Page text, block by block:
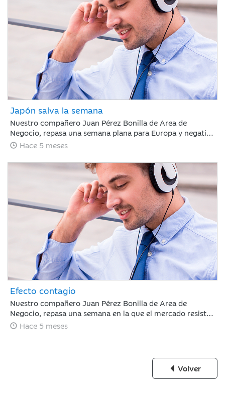
Japón salva la semana
Nuestro compañero Juan Pérez Bonilla de Area de
Negocio, repasa una semana plana para Europa y negativa
para Estados Unidos, en la que la renta variable japonesa
Hace 5 meses
Efecto contagio
Nuestro compañero Juan Pérez Bonilla de Area de
Negocio, repasa una semana en la que el mercado resiste
tras estar condicionado por el 'efecto contagio' entre el
Hace 5 meses
Volver